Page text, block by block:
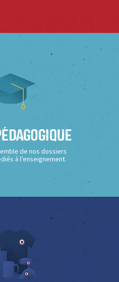
de nos dossiers
à l’enseignement.